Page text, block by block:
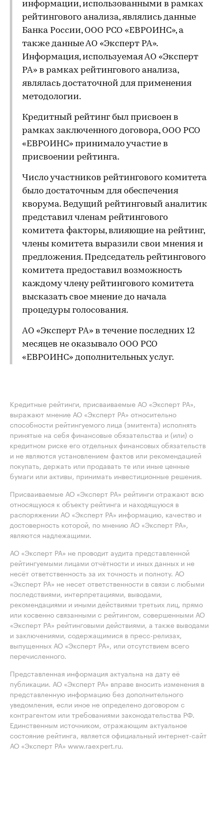
информации, использованными в рамках
рейтингового анализа, являлись данные
Банка России, ООО РСО «ЕВРОИНС», а
также данные АО «Эксперт РА».
Информация, используемая АО «Эксперт
РА» в рамках рейтингового анализа,
являлась достаточной для применения
методологии.
Кредитный рейтинг был присвоен в
рамках заключенного договора, ООО РСО
«ЕВРОИНС» принимало участие в
присвоении рейтинга.
Число участников рейтингового комитета
было достаточным для обеспечения
кворума. Ведущий рейтинговый аналитик
представил членам рейтингового
комитета факторы, влияющие на рейтинг,
члены комитета выразили свои мнения и
предложения. Председатель рейтингового
комитета предоставил возможность
каждому члену рейтингового комитета
высказать свое мнение до начала
процедуры голосования.
АО «Эксперт РА» в течение последних 12
месяцев не оказывало ООО РСО
«ЕВРОИНС» дополнительных услуг.
Кредитные рейтинги, присваиваемые АО «Эксперт РА»,
выражают мнение АО «Эксперт РА» относительно
способности рейтингуемого лица (эмитента) исполнять
принятые на себя финансовые обязательства и (или) о
кредитном риске его отдельных финансовых обязательств
и не являются установлением фактов или рекомендацией
покупать, держать или продавать те или иные ценные
бумаги или активы, принимать инвестиционные решения.
Присваиваемые АО «Эксперт РА» рейтинги отражают всю
относящуюся к объекту рейтинга и находящуюся в
распоряжении АО «Эксперт РА» информацию, качество и
достоверность которой, по мнению АО «Эксперт РА»,
являются надлежащими.
АО «Эксперт РА» не проводит аудита представленной
рейтингуемыми лицами отчётности и иных данных и не
несёт ответственность за их точность и полноту. АО
«Эксперт РА» не несет ответственности в связи с любыми
последствиями, интерпретациями, выводами,
рекомендациями и иными действиями третьих лиц, прямо
или косвенно связанными с рейтингом, совершенными АО
«Эксперт РА» рейтинговыми действиями, а также выводами
и заключениями, содержащимися в пресс-релизах,
выпущенных АО «Эксперт РА», или отсутствием всего
перечисленного.
Представленная информация актуальна на дату её
публикации. АО «Эксперт РА» вправе вносить изменения в
представленную информацию без дополнительного
уведомления, если иное не определено договором с
контрагентом или требованиями законодательства РФ.
Единственным источником, отражающим актуальное
состояние рейтинга, является официальный интернет-сайт
АО «Эксперт РА» www.raexpert.ru.